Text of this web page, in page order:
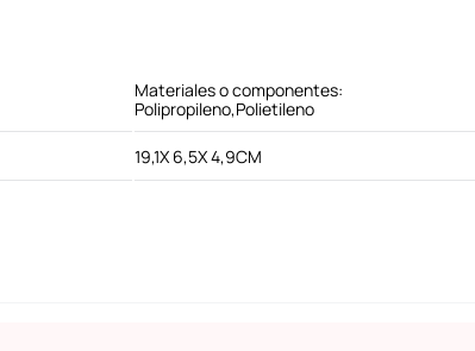
Materiales o componentes:
Polipropileno,Polietileno
19,1X 6,5X 4,9CM